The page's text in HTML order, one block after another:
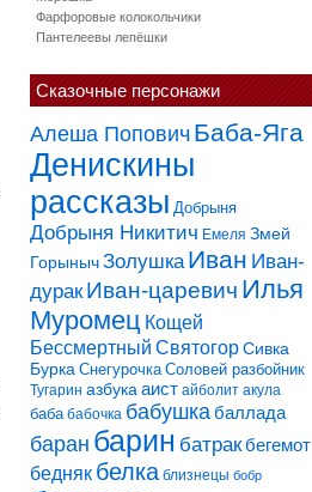
Фарфоровые колокольчики
Пантелеевы лепёшки
Сказочные персонажи
Алеша Попович Баба-Яга
Денискины
рассказы Добрыня
Добрыня Никитич Емеля Змей
ГорынычЗолушка Иван Иван-
дурак Иван-царевич Илья
Муромец Кощей
Бессмертный СвятогорСивка
Бурка Снегурочка Соловей разбойник
Тугарин азбука аист айболит акула
баба бабочка бабушкабаллада
баран барин батракбегемот
бедняк белка близнецы бобр